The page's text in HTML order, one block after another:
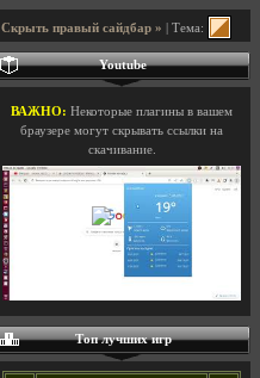
Скрыть правый сайдбар » | Тема:
Youtube
ВАЖНО: Некоторые плагины в вашем
браузере могут скрывать ссылки на
скачивание.
Топ лучших игр